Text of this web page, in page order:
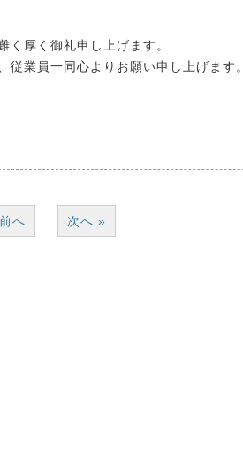
く厚く御礼申し上げます。
業員一同心よりお願い申し上げます。
へ 次へ »